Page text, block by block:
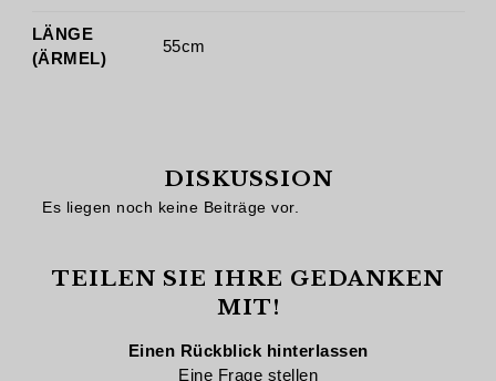
LÄNGE
(ÄRMEL)
55cm
DISKUSSION
Es liegen noch keine Beiträge vor.
TEILEN SIE IHRE GEDANKEN
MIT!
Einen Rückblick hinterlassen
Eine Frage stellen